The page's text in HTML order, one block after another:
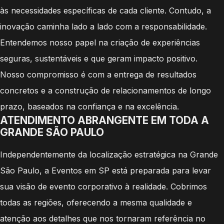
às necessidades específicas de cada cliente. Contudo, a
inovação caminha lado a lado com a responsabilidade.
Entendemos nosso papel na criação de experiências
seguras, sustentáveis e que geram impacto positivo.
Nosso compromisso é com a entrega de resultados
concretos e a construção de relacionamentos de longo
prazo, baseados na confiança e na excelência.
ATENDIMENTO ABRANGENTE EM TODA A
GRANDE SÃO PAULO
Independentemente da localização estratégica na Grande
São Paulo, a Eventos em SP está preparada para levar
sua visão de evento corporativo à realidade. Cobrimos
todas as regiões, oferecendo a mesma qualidade e
atenção aos detalhes que nos tornaram referência no